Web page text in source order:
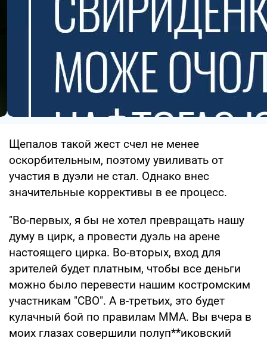
Щепалов такой жест счел не менее
оскорбительным, поэтому увиливать от
участия в дуэли не стал. Однако внес
значительные коррективы в ее процесс.
"Во-первых, я бы не хотел превращать нашу
думу в цирк, а провести дуэль на арене
настоящего цирка. Во-вторых, вход для
зрителей будет платным, чтобы все деньги
можно было перевести нашим костромским
участникам "СВО". А в-третьих, это будет
кулачный бой по правилам ММА. Вы вчера в
моих глазах совершили полуп**иковский